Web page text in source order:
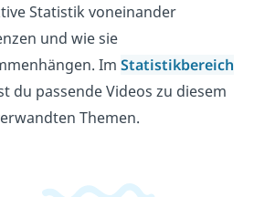
Statistik voneinander
und wie sie
Im Statistikbereich
du passende Videos zu diesem
Themen.